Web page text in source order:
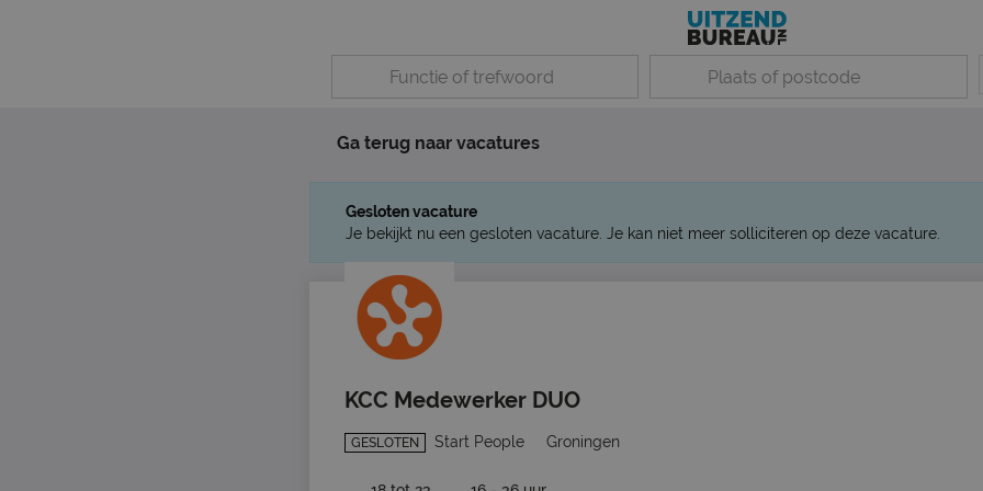
Ga terug naar vacatures
Gesloten vacature
Je bekijkt nu een gesloten vacature. Je kan niet meer solliciteren op deze vacature.
KCC Medewerker DUO
GESLOTEN Start People Groningen